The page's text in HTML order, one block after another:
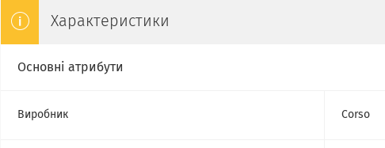
Характеристики
Основні атрибути
Виробник Corso